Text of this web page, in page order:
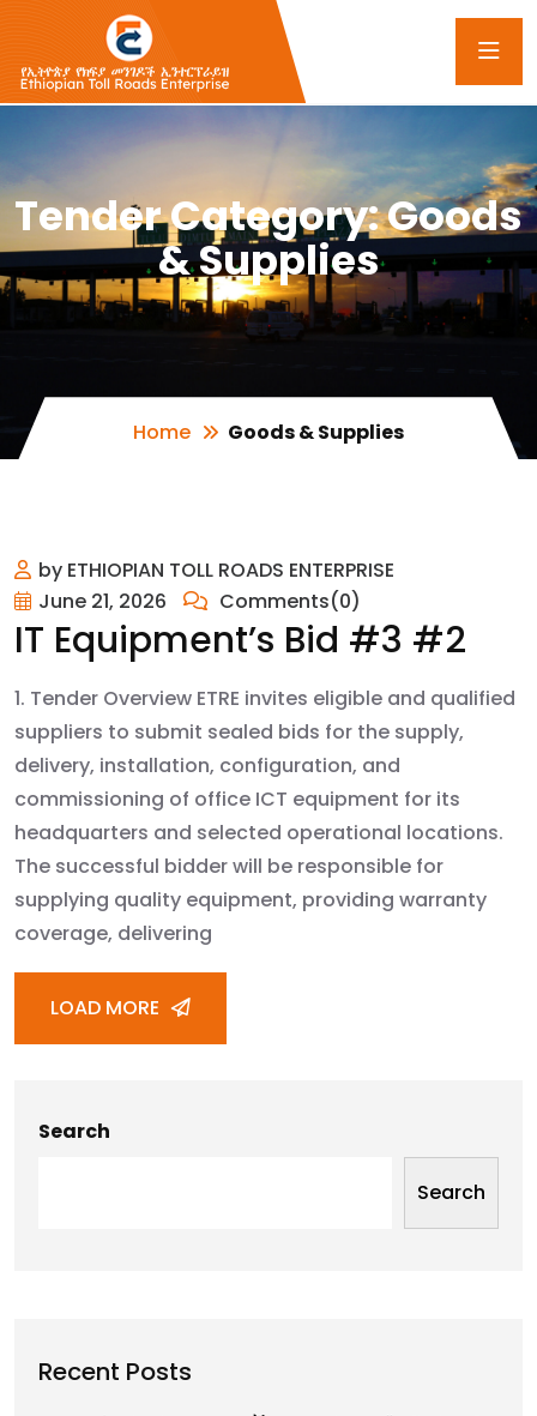
Tender Category:Goods
& Supplies
Home Goods & Supplies
by ETHIOPIAN TOLL ROADS ENTERPRISE
June 21, 2026
Comments(0)
IT Equipment’s Bid #3 #2
1. Tender Overview ETRE invites eligible and qualified
suppliers to submit sealed bids for the supply,
delivery, installation, configuration, and
commissioning of office ICT equipment for its
headquarters and selected operational locations.
The successful bidder will be responsible for
supplying quality equipment, providing warranty
coverage, delivering
LOAD MORE
Search
Search
Recent Posts